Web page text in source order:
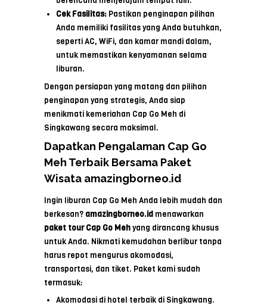
Cek Fasilitas: Pastikan penginapan pilihan
Anda memiliki fasilitas yang Anda butuhkan,
seperti AC, WiFi, dan kamar mandi dalam,
untuk memastikan kenyamanan selama
liburan.
Dengan persiapan yang matang dan pilihan
penginapan yang strategis, Anda siap
menikmati kemeriahan Cap Go Meh di
Singkawang secara maksimal.
Dapatkan Pengalaman Cap Go
Meh Terbaik Bersama Paket
Wisata amazingborneo.id
Ingin liburan Cap Go Meh Anda lebih mudah dan
berkesan? amazingborneo.id menawarkan
paket tour Cap Go Mehyang dirancang khusus
untuk Anda. Nikmati kemudahan berlibur tanpa
harus repot mengurus akomodasi,
transportasi, dan tiket. Paket kami sudah
termasuk:
Akomodasi di hotel terbaik di Singkawang.